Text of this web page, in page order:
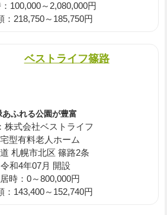
100,000～2,080,000円
218,750～185,750円
ベストライフ篠路
あふれる公園が豊富
株式会社ベストライフ
型有料老人ホーム
札幌市北区 篠路2条
令和4年07月 開設
時：0～800,000円
143,400～152,740円